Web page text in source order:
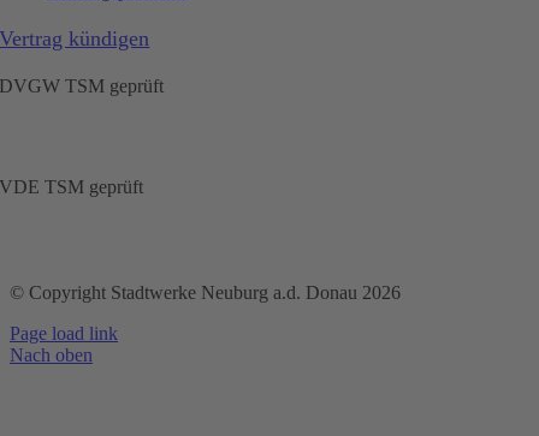
Vertrag kündigen
DVGW TSM geprüft
VDE TSM geprüft
© Copyright Stadtwerke Neuburg a.d. Donau 2026
Page load link
Nach oben